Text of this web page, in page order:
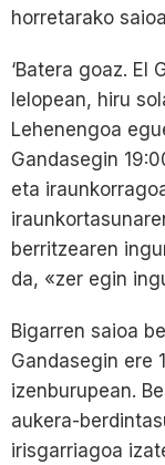
horretarako
‘Batera goaz. El
lelopean, hiru
Lehenengoa
Gandasegin
eta
berritzearen
da, «zer egin
Bigarren saioa
Gandasegin ere
izenburupean.
aukera-
irisgarriagoa